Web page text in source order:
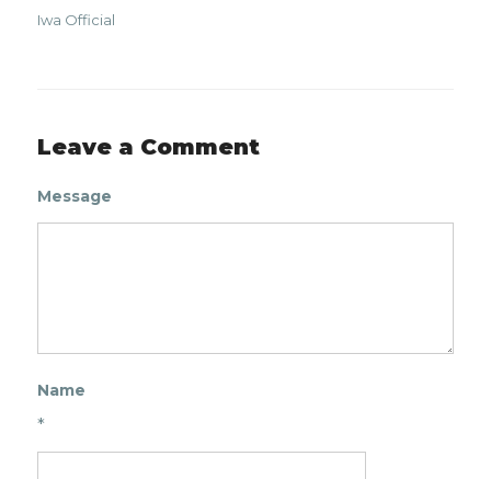
Iwa Official
Leave a Comment
Message
Name
*